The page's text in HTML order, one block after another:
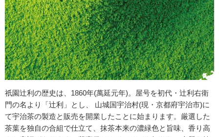
祇園辻利の歴史は、1860年(萬延元年)。屋号を初代・辻利右衛
門の名より「辻利」とし、 山城国宇治村(現・京都府宇治市)に
て宇治茶の製造と販売を開業したことに始まります。厳選した
茶葉を独自の合組で仕立て、抹茶本来の濃緑色と旨味、香り高